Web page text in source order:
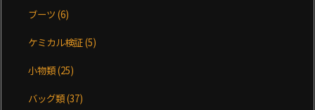
ブーツ(6)
ケミカル検証(5)
小物類(25)
バッグ類(37)